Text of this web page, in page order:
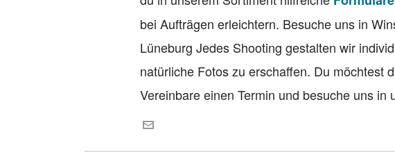
bei Aufträgen erleichtern. Besuche uns in
Lüneburg Jedes Shooting gestalten wir
natürliche Fotos zu erschaffen. Du möchtest
Vereinbare einen Termin und besuche uns in